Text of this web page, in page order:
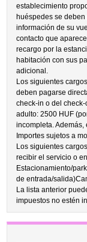
establecimiento
huéspedes se
información de su
contacto que
recargo por la
habitación con sus
adicional.
Los siguientes
deben pagarse
check-in o del
adulto: 2500 HUF
incompleta.
Importes sujetos a
Los siguientes
recibir el servicio o
Estacionamiento/
de entrada/
La lista anterior
impuestos no estén